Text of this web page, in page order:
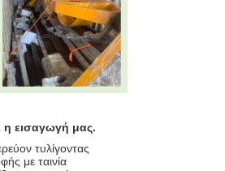
η εισαγωγή μας.